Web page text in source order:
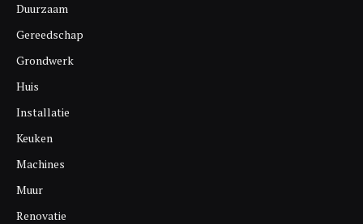
Duurzaam
Gereedschap
Grondwerk
Huis
Installatie
Keuken
Machines
Muur
Renovatie